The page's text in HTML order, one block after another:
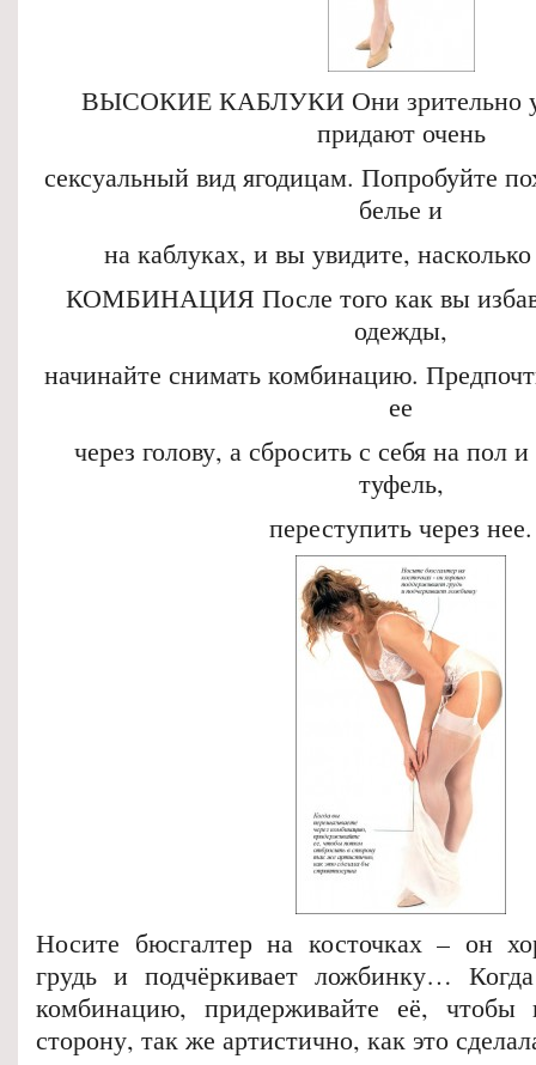
ВЫСОКИЕ КАБЛУКИ Они зрительно
придают очень
сексуальный вид ягодицам. Попробуйте
белье и
на каблуках, и вы увидите,
КОМБИНАЦИЯ После того как вы
одежды,
начинайте снимать комбинацию.
ее
через голову, а сбросить с себя на пол
туфель,
переступить через нее.
Носите бюсгалтер на косточках – он
грудь и подчёркивает ложбинку…
комбинацию, придерживайте её, чтобы
сторону, так же артистично, как это